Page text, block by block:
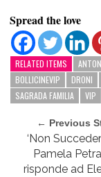
Spread the love
RELATED ITEMS
BOLLICINEVIP
DRONI
SAGRADA FAMILIA
VIP
← Previous
‘Non
Pamela
risponde ad